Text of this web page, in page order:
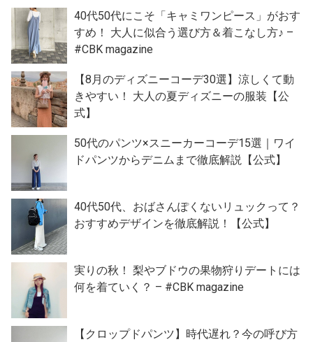
40代50代にこそ「キャミワンピース」がおす
すめ！ 大人に似合う選び方＆着こなし方♪ –
#CBK magazine
【8月のディズニーコーデ30選】涼しくて動
きやすい！ 大人の夏ディズニーの服装【公
式】
50代のパンツ×スニーカーコーデ15選｜ワイ
ドパンツからデニムまで徹底解説【公式】
40代50代、おばさんぽくないリュックって？
おすすめデザインを徹底解説！【公式】
実りの秋！ 梨やブドウの果物狩りデートには
何を着ていく？ – #CBK magazine
【クロップドパンツ】時代遅れ？今の呼び方